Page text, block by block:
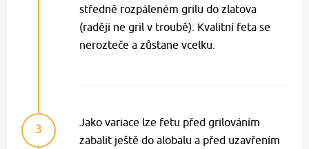
středně rozpáleném grilu do zlatova
(raději ne gril v troubě). Kvalitní feta se
nerozteče a zůstane vcelku.
3
Jako variace lze fetu před grilováním
zabalit ještě do alobalu a před uzavřením